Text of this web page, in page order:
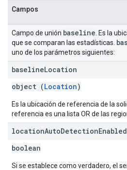
Campos
Campo de unión baseline . Es la
que se comparan las estadísticas.
uno de los parámetros siguientes:
baselineLocation
object (Location)
Es la ubicación de referencia de la
referencia es una lista OR de las
locationAutoDetectionEnabled
boolean
Si se establece como verdadero, el